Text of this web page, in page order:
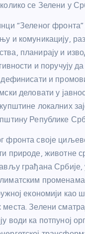
се Зелени у
“Зеленог фронта”
и комуникацију,
планирају и
и поручују
и
деловати у
локалних
Републике
фронта своје
природе, животне
грађана
економији као
Зелени
води ка потпуној